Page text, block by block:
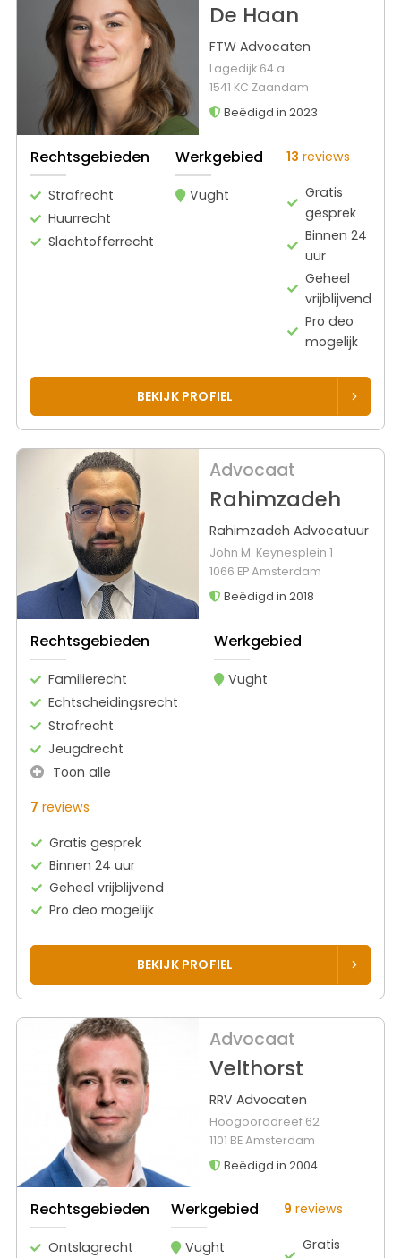
De Haan
FTW Advocaten
Lagedijk 64 a
1541 KC Zaandam
Beëdigd in 2023
Rechtsgebieden
Strafrecht
Huurrecht
Slachtofferrecht
Werkgebied
Vught
13 reviews
Gratis
gesprek
Binnen 24
uur
Geheel
vrijblijvend
Pro deo
mogelijk
BEKIJK PROFIEL
Advocaat
Rahimzadeh
Rahimzadeh Advocatuur
John M. Keynesplein 1
1066 EP Amsterdam
Beëdigd in 2018
Rechtsgebieden
Familierecht
Echtscheidingsrecht
Strafrecht
Jeugdrecht
Toon alle
Werkgebied
Vught
7 reviews
Gratis gesprek
Binnen 24 uur
Geheel vrijblijvend
Pro deo mogelijk
BEKIJK PROFIEL
Advocaat
Velthorst
RRV Advocaten
Hoogoorddreef 62
1101 BE Amsterdam
Beëdigd in 2004
Rechtsgebieden
Ontslagrecht
Werkgebied
Vught
9 reviews
Gratis